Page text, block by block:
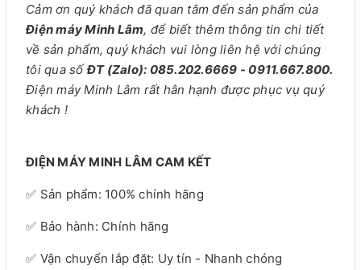
Cảm ơn quý khách đã quan tâm đến sản phẩm của
Điện máy Minh Lâm, để biết thêm thông tin chi tiết
về sản phẩm, quý khách vui lòng liên hệ với chúng
tôi qua sốĐT (Zalo): 085.202.6669 - 0911.667.800.
Điện máy Minh Lâm rất hân hạnh được phục vụ quý
khách !
ĐIỆN MÁY MINH LÂM CAM KẾT
✅ Sản phẩm: 100% chính hãng
✅ Bảo hành: Chính hãng
✅ Vận chuyển lắp đặt: Uy tín - Nhanh chóng